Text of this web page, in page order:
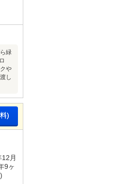
緑
や
し
)
月
9ヶ